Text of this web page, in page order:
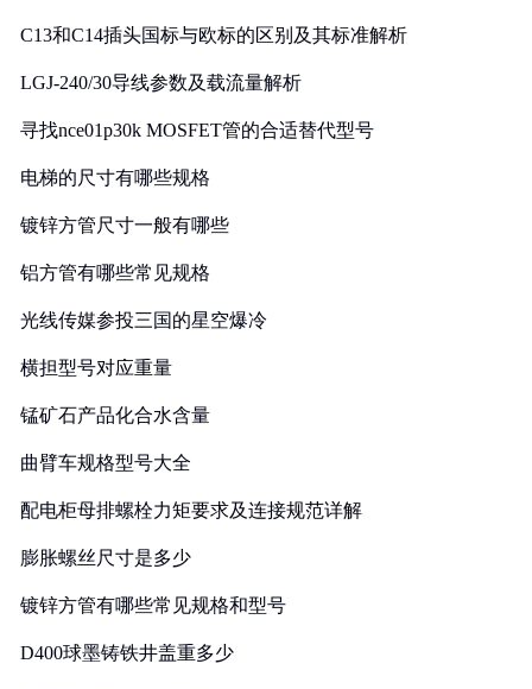
C13和C14插头国标与欧标的区别及其标准解析
LGJ-240/30导线参数及载流量解析
寻找nce01p30k MOSFET管的合适替代型号
电梯的尺寸有哪些规格
镀锌方管尺寸一般有哪些
铝方管有哪些常见规格
光线传媒参投三国的星空爆冷
横担型号对应重量
锰矿石产品化合水含量
曲臂车规格型号大全
配电柜母排螺栓力矩要求及连接规范详解
膨胀螺丝尺寸是多少
镀锌方管有哪些常见规格和型号
D400球墨铸铁井盖重多少